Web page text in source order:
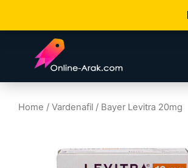
Home / Vardenafil / Bayer Levitra 20mg